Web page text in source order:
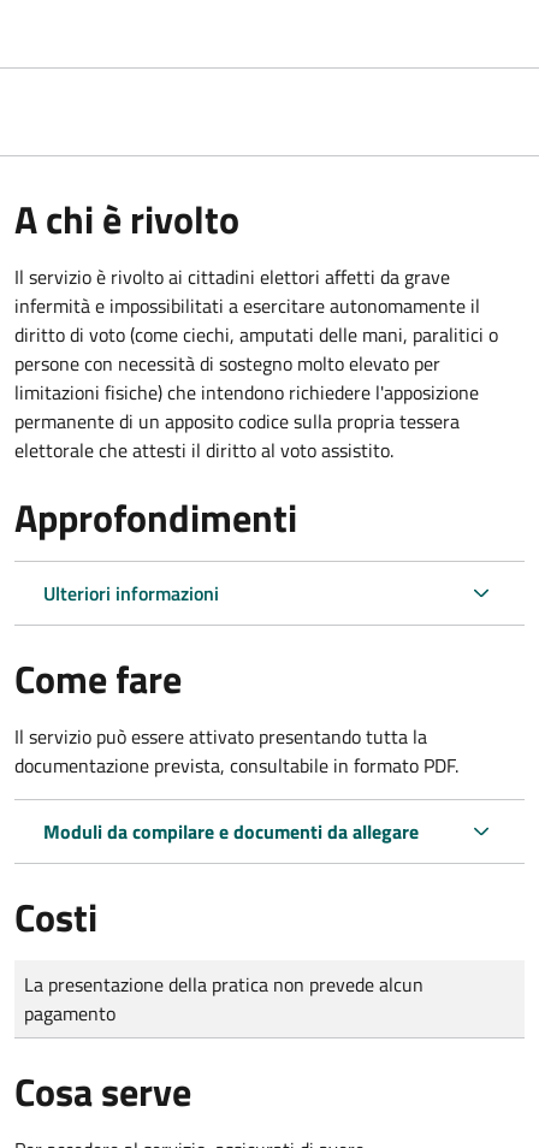
A chi è rivolto
Il servizio è rivolto ai cittadini elettori affetti da grave
infermità e impossibilitati a esercitare autonomamente il
diritto di voto (come ciechi, amputati delle mani, paralitici o
persone con necessità di sostegno molto elevato per
limitazioni fisiche) che intendono richiedere l'apposizione
permanente di un apposito codice sulla propria tessera
elettorale che attesti il diritto al voto assistito.
Approfondimenti
Ulteriori informazioni
Come fare
Il servizio può essere attivato presentando tutta la
documentazione prevista, consultabile in formato PDF.
Moduli da compilare e documenti da allegare
Costi
Tipo di pagamento
Importo
La presentazione della pratica non prevede alcun
pagamento
Cosa serve